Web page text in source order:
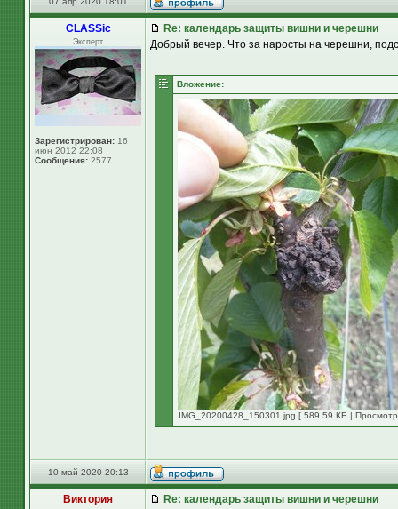
CLASSic
Эксперт
Зарегистрирован: 16
июн 2012 22:08
Сообщения: 2577
Re: календарь защиты вишни и черешни
Добрый вечер. Что за наросты на черешни,
Вложение:
IMG_20200428_150301.jpg [ 589.59 КБ |
10 май 2020 20:13
Виктория
Re: календарь защиты вишни и черешни